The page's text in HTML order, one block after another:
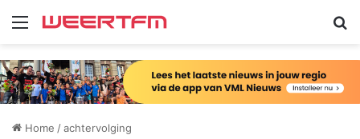
Menu
Home /achtervolging